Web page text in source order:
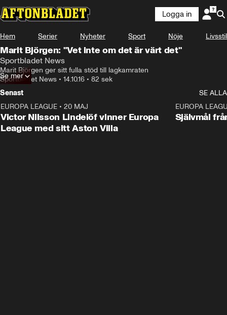
Logga in
Hem Serier Nyheter Sport Nöje Livsstil
Marit Björgen: "Vet inte om det är värt det"
Sportbladet News
Marit Björgen ger sitt fulla stöd till lagkamraten
Sportbladet News • 14.10.16 • 82 sek
Se mer
Senast
SE ALLA
EUROPA LEAGUE • 20 MAJ
Victor Nilsson Lindelöf vinner Europa
League med sitt Aston Villa
EUROPA
Självmål